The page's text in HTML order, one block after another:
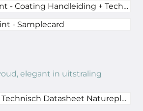
Basebeton Paint - Coating Handleiding + Technische Informatieblad
- Samplecard
elegant in uitstraling
Handleiding + Technisch Datasheet Natureplast